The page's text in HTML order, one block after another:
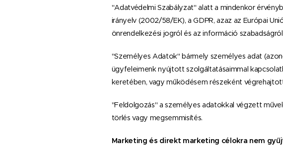
"Adatvédelmi Szabályzat" alatt a mindenkor
irányelv (2002/58/EK), a GDPR, azaz az Európai
önrendelkezési jogról és az információ szabadságról
"Személyes Adatok" bármely személyes adat
ügyfeleimenk nyújtott szolgáltatásaimmal
keretében, vagy működésem részeként
"Feldolgozás" a személyes adatokkal végzett
törlés vagy megsemmisítés.
Marketing és direkt marketing célokra nem